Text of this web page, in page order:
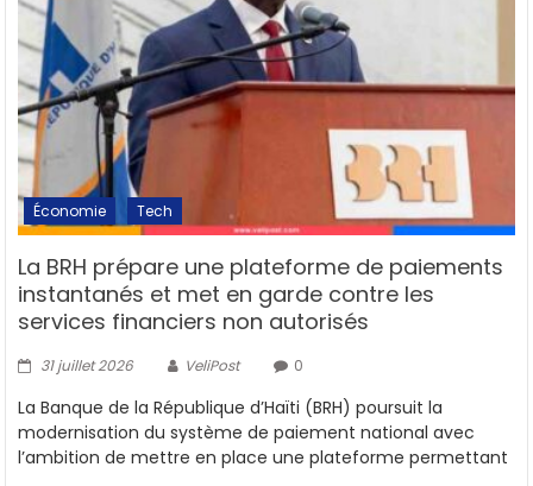
Économie Tech
La BRH prépare une plateforme de paiements
instantanés et met en garde contre les
services financiers non autorisés
31 juillet 2026 VeliPost 0
La Banque de la République d’Haïti (BRH) poursuit la
modernisation du système de paiement national avec
l’ambition de mettre en place une plateforme permettant